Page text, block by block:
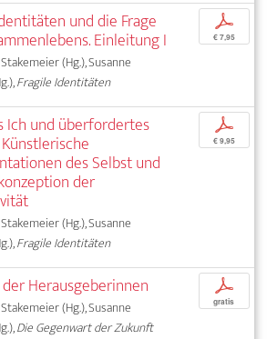
und die Frage
Einleitung I
(Hg.), Susanne
Fragile Identitäten
p
€ 7,95
Ich und überfordertes
des Selbst und
der
(Hg.), Susanne
Fragile Identitäten
p
€ 9,95
Herausgeberinnen
(Hg.), Susanne
Die Gegenwart der Zukunft
p
gratis